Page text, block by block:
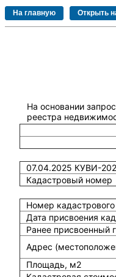
На основании
реестра
07.04.2025 КУВИ-
Кадастровый номер
Номер кадастрового
Дата присвоения
Ранее присвоенный
Адрес
Площадь, м2